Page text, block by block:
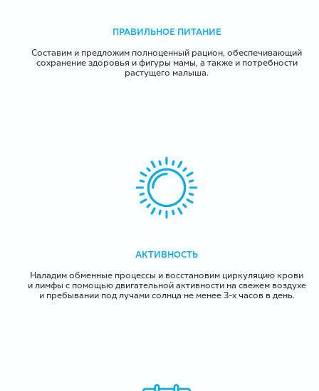
ПРАВИЛЬНОЕ ПИТАНИЕ
Составим и предложим полноценный рацион, обеспечивающий
сохранение здоровья и фигуры мамы, а также и потребности
растущего малыша.
АКТИВНОСТЬ
Наладим обменные процессы и восстановим циркуляцию крови
и лимфы с помощью двигательной активности на свежем воздухе
и пребывании под лучами солнца не менее 3-х часов в день.